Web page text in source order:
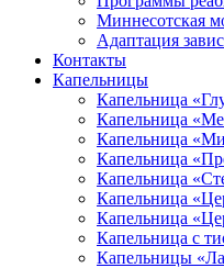
Миннесотская
Адаптация
Контакты
Капельницы
Капельница
Капельница
Капельница
Капельница
Капельница
Капельница
Капельница
Капельница с
Капельницы